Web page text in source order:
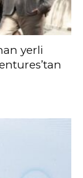
yerli